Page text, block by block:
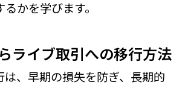
かを学びます。
ライブ取引への移行方法
は、早期の損失を防ぎ、長期的